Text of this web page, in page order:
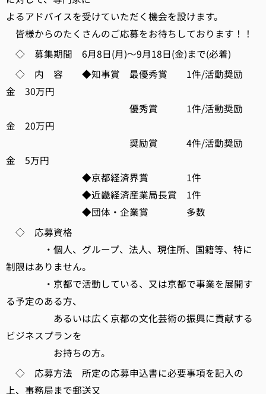
よるアドバイスを受けていただく機会を設けます。
皆様からのたくさんのご応募をお待ちしております！！
◇ 募集期間 6月8日(月)～9月18日(金)まで(必着)
◇ 内 容 ◆知事賞 最優秀賞 1件/活動奨励
金 30万円
優秀賞 1件/活動奨励
金 20万円
奨励賞 4件/活動奨励
金 5万円
◆京都経済界賞 1件
◆近畿経済産業局長賞 1件
◆団体・企業賞 多数
◇ 応募資格
・個人、グループ、法人、現住所、国籍等、特に
制限はありません。
・京都で活動している、又は京都で事業を展開す
る予定のある方、
あるいは広く京都の文化芸術の振興に貢献する
ビジネスプランを
お持ちの方。
◇ 応募方法 所定の応募申込書に必要事項を記入の
上、事務局まで郵送又